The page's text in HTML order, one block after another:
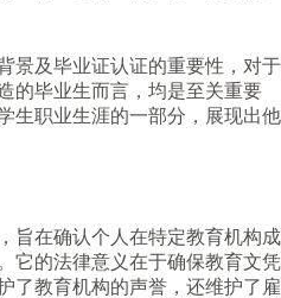
景及毕业证认证的重要性，对于
的毕业生而言，均是至关重要
生职业生涯的一部分，展现出他
旨在确认个人在特定教育机构成
它的法律意义在于确保教育文凭
了教育机构的声誉，还维护了雇